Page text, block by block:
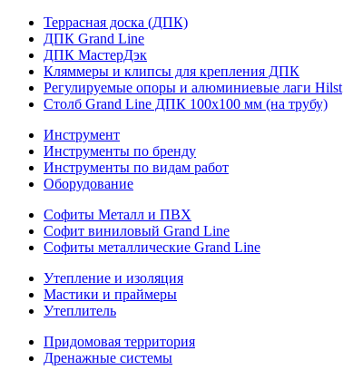
Террасная доска (ДПК)
ДПК Grand Line
ДПК МастерДэк
Кляммеры и клипсы для крепления ДПК
Регулируемые опоры и алюминиевые лаги Hilst
Столб Grand Line ДПК 100х100 мм (на трубу)
Инструмент
Инструменты по бренду
Инструменты по видам работ
Оборудование
Софиты Металл и ПВХ
Софит виниловый Grand Line
Софиты металлические Grand Line
Утепление и изоляция
Мастики и праймеры
Утеплитель
Придомовая территория
Дренажные системы